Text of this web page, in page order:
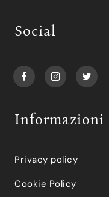
Social
Informazioni
Privacy policy
Cookie Policy